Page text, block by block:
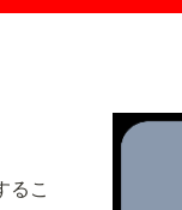
るこ